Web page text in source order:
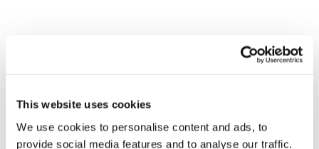
This website uses cookies
We use cookies to personalise content and ads, to
provide social media features and to analyse our traffic.
P.D.: Si estás infectado con Gauss, puedes emplear la herramienta